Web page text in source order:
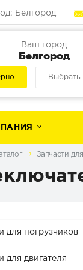
Белгород
Ваш город
Белгород
Выбрать
Запчасти
для погрузчиков
для двигателя